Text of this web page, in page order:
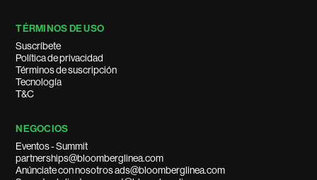
TÉRMINOS DE USO
Suscríbete
Política de privacidad
Términos de suscripción
Tecnología
T&C
NEGOCIOS
Eventos - Summit
partnerships@bloomberglinea.com
Anúnciate con nosotros ads@bloomberglinea.com